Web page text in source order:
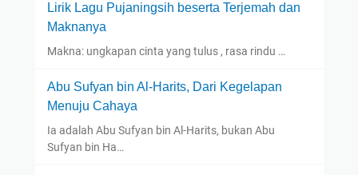
Lirik Lagu Pujaningsih beserta Terjemah dan
Maknanya
Makna: ungkapan cinta yang tulus , rasa rindu …
Abu Sufyan bin Al-Harits, Dari Kegelapan
Menuju Cahaya
Ia adalah Abu Sufyan bin Al-Harits, bukan Abu
Sufyan bin Ha…